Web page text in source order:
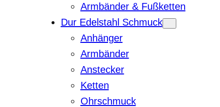
Armbänder & Fußketten
Dur Edelstahl Schmuck
Anhänger
Armbänder
Anstecker
Ketten
Ohrschmuck